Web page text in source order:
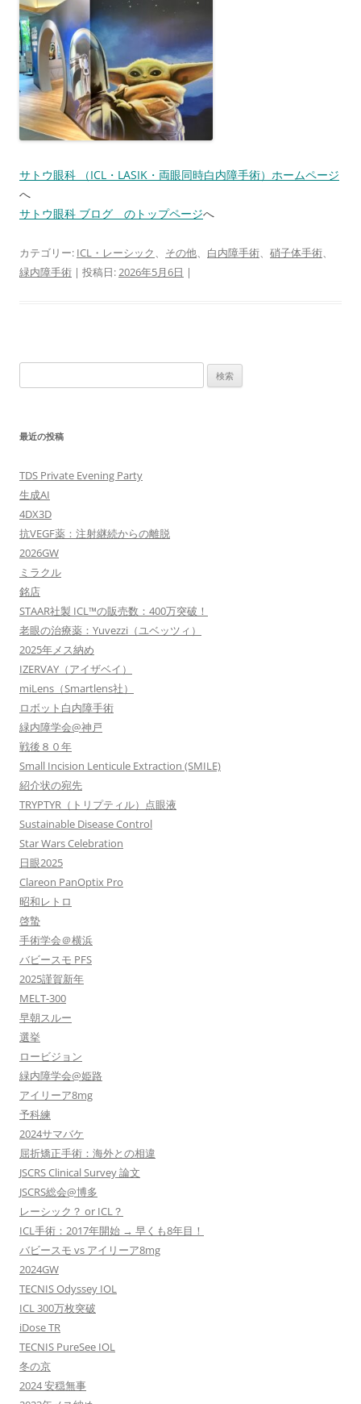
サトウ眼科 （ICL・LASIK・両眼同時白内障手術）ホームページ
へ
サトウ眼科 ブログ のトップページへ
カテゴリー: ICL・レーシック、 その他、 白内障手術、 硝子体手術、
緑内障手術 | 投稿日:2026年5月6日 |
索:
最近の投稿
TDS Private Evening Party
生成AI
4DX3D
抗VEGF薬：注射継続からの離脱
2026GW
ミラクル
銘店
STAAR社製 ICL™の販売数：400万突破！
老眼の治療薬：Yuvezzi（ユベッツィ）
2025年メス納め
IZERVAY（アイザベイ）
miLens（Smartlens社）
ロボット白内障手術
緑内障学会@神戸
戦後８０年
Small Incision Lenticule Extraction (SMILE)
紹介状の宛先
TRYPTYR（トリプティル）点眼液
Sustainable Disease Control
Star Wars Celebration
日眼2025
Clareon PanOptix Pro
昭和レトロ
啓蟄
手術学会＠横浜
バビースモ PFS
2025謹賀新年
MELT-300
早朝スルー
選挙
ロービジョン
緑内障学会@姫路
アイリーア8mg
予科練
2024サマバケ
屈折矯正手術：海外との相違
JSCRS Clinical Survey 論文
JSCRS総会@博多
レーシック？ or ICL？
ICL手術：2017年開始 → 早くも8年目！
バビースモ vs アイリーア8mg
2024GW
TECNIS Odyssey IOL
ICL 300万枚突破
iDose TR
TECNIS PureSee IOL
冬の京
2024 安穏無事